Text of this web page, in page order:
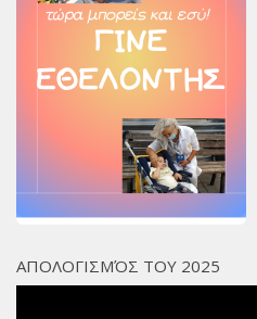
Συνεργαζόμενοι Φορείς
Εκδηλώσεις
Ανακοινώσεις
Αρχείο Ανακοινώσεων
Υποστηρικτές
Χορηγοί Επικοινωνίας
ΑΠΟΛΟΓΙΣΜΌΣ ΤΟΥ 2025